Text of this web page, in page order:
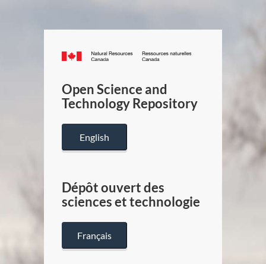
Canada.ca
/
Canada
Open Science and
Technology Repository
English
Dépôt ouvert des
sciences et technologie
Français